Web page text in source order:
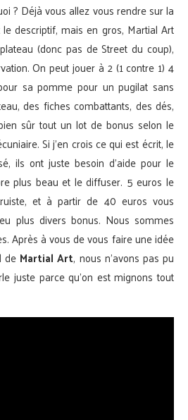
? Déjà vous allez vous rendre sur la
descriptif, mais en gros, Martial Art
(donc pas de Street du coup),
On peut jouer à 2 (1 contre 1) 4
sa pomme pour un pugilat sans
des fiches combattants, des dés,
sûr tout un lot de bonus selon le
Si j’en crois ce qui est écrit, le
ils ont juste besoin d’aide pour le
plus beau et le diffuser. 5 euros le
et à partir de 40 euros vous
plus divers bonus. Nous sommes
Après à vous de vous faire une idée
de Martial Art, nous n’avons pas pu
juste parce qu’on est mignons tout